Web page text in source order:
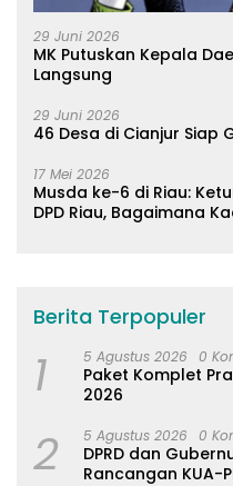
29 Juni 2026
MK Putuskan Kepala
Langsung
29 Juni 2026
46 Desa di Cianjur Siap
17 Mei 2026
Musda ke-6 di Riau:
DPD Riau, Bagaimana
Berita Terpopuler
1 5 Agustus 2026 0
Paket Komplet
2026
2 5 Agustus 2026 0
DPRD dan
Rancangan KUA-